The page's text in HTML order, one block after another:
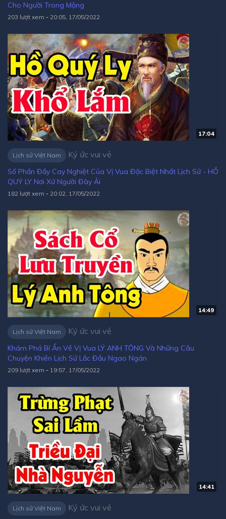
Cho Người Trong Mộng
203 lượt xem - 20:05, 17/05/2022
17:04
Lịch sử Việt Nam Ký ức vui vẻ
Số Phần Đầy Cay Nghiệt Của Vị Vua Đặc Biệt Nhất Lịch Sử - HỒ
QUÝ LY Nơi Xứ Người Đày Ải
182 lượt xem - 20:02, 17/05/2022
14:49
Lịch sử Việt Nam Ký ức vui vẻ
Khám Phá Bí Ẩn Về Vị Vua LÝ ANH TÔNG Và Những Câu
Chuyện Khiến Lịch Sử Lắc Đầu Ngao Ngán
209 lượt xem - 19:57, 17/05/2022
14:41
Lịch sử Việt Nam Ký ức vui vẻ